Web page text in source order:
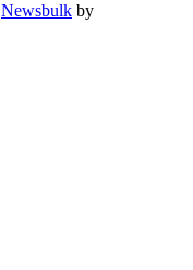
Newsbulk by